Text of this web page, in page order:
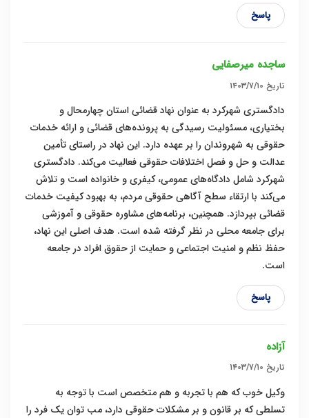
پاسخ
ساجده میرصفایی
تاریخ ۱۴۰۳/۷/۱۰
دادگستری شهرکرد به عنوان نهاد قضائی استان چهارمحال و
بختیاری، مسئولیت رسیدگی به پرونده‌های قضائی و ارائه خدمات
حقوقی به شهروندان را بر عهده دارد. این نهاد در راستای تأمین
عدالت و حل و فصل اختلافات حقوقی فعالیت می‌کند. دادگستری
شهرکرد شامل دادگاه‌های عمومی، کیفری و خانواده است و تلاش
می‌کند با ارتقاء سطح آگاهی حقوقی مردم، به بهبود کیفیت خدمات
قضائی بپردازد. همچنین، برنامه‌های مشاوره حقوقی و آموزشی
برای جامعه محلی در نظر گرفته شده است. هدف اصلی این نهاد،
حفظ نظم و امنیت اجتماعی و حمایت از حقوق افراد در جامعه
است.
پاسخ
آزاده
تاریخ ۱۴۰۳/۷/۱۰
وکیل خوب که هم با تجربه و هم متخصص است با توجه به
تسلطی که بر قانون و بر مشکلات حقوقی دارد، مب توان یک فرد را